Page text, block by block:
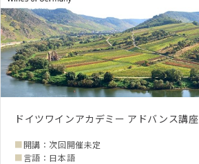
ドイツワインアカデミー アドバンス講座
■開講：次回開催未定
■言語：日本語